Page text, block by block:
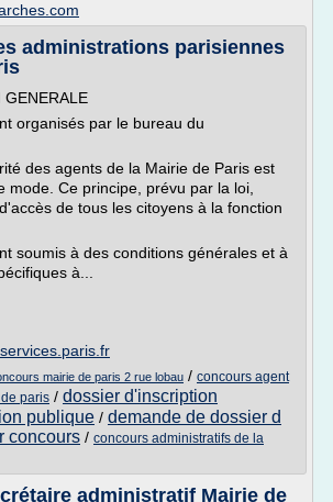
administrations parisiennes
GENERALE
organisés par le bureau du
des agents de la Mairie de Paris est
mode. Ce principe, prévu par la loi,
de tous les citoyens à la fonction
soumis à des conditions générales et à
à...
mairie de paris 2 rue lobau / concours agent
paris / dossier d'inscription
publique / demande de dossier d
concours / concours administratifs de la
administratif Mairie de